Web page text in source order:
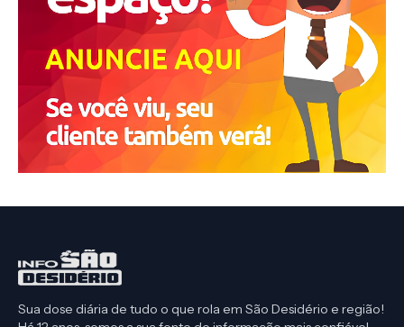
Sua dose diária de tudo o que rola em São Desidério e região!